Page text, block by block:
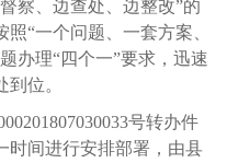
察、边查处、边整改”的
“一个问题、一套方案、
办理“四个一”要求，迅速
位。
号转办件
时间进行安排部署，由县